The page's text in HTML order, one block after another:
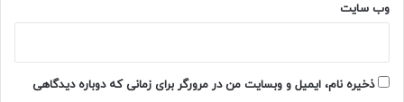
وب‌ سایت
ذخیره نام، ایمیل و وبسایت من در مرورگر برای زمانی که دوباره دیدگاهی